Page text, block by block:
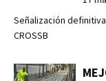
Señalización
CROSSB